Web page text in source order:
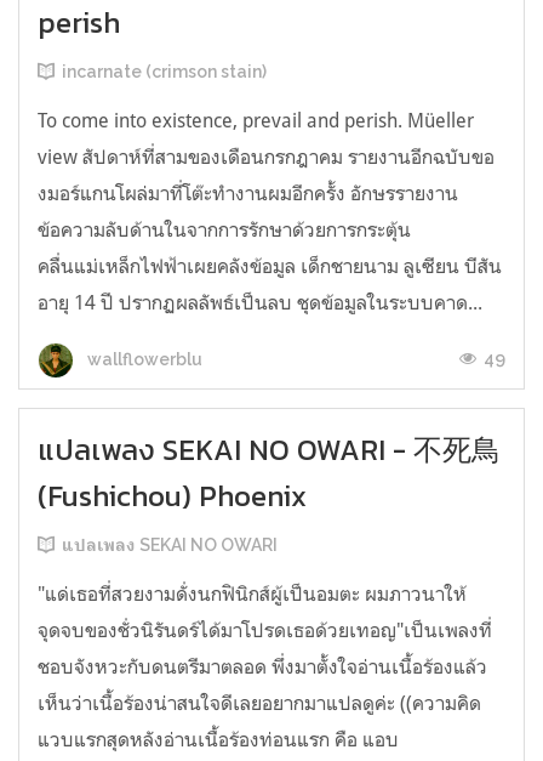
perish
incarnate (crimson stain)
To come into existence, prevail and perish. Müeller
view สัปดาห์ที่สามของเดือนกรกฎาคม รายงานอีกฉบับขอ
งมอร์แกนโผล่มาที่โต๊ะทำงานผมอีกครั้ง อักษรรายงาน
ข้อความลับด้านในจากการรักษาด้วยการกระตุ้น
คลื่นแม่เหล็กไฟฟ้าเผยคลังข้อมูล เด็กชายนาม ลูเซียน บีสัน
อายุ 14 ปี ปรากฏผลลัพธ์เป็นลบ ชุดข้อมูลในระบบคาด...
wallflowerblu 49
แปลเพลง SEKAI NO OWARI - 不死鳥
(Fushichou) Phoenix
แปลเพลง SEKAI NO OWARI
"แด่เธอที่สวยงามดั่งนกฟินิกส์ผู้เป็นอมตะ ผมภาวนาให้
จุดจบของชั่วนิรันดร์ได้มาโปรดเธอด้วยเทอญ"เป็นเพลงที่
ชอบจังหวะกับดนตรีมาตลอด พึ่งมาตั้งใจอ่านเนื้อร้องแล้ว
เห็นว่าเนื้อร้องน่าสนใจดีเลยอยากมาแปลดูค่ะ ((ความคิด
แวบแรกสุดหลังอ่านเนื้อร้องท่อนแรก คือ แอบ